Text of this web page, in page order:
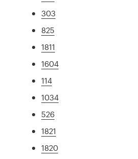
303
825
1811
1604
114
1034
526
1821
1820